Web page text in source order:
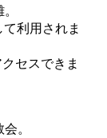
利用されま
セスできま
。